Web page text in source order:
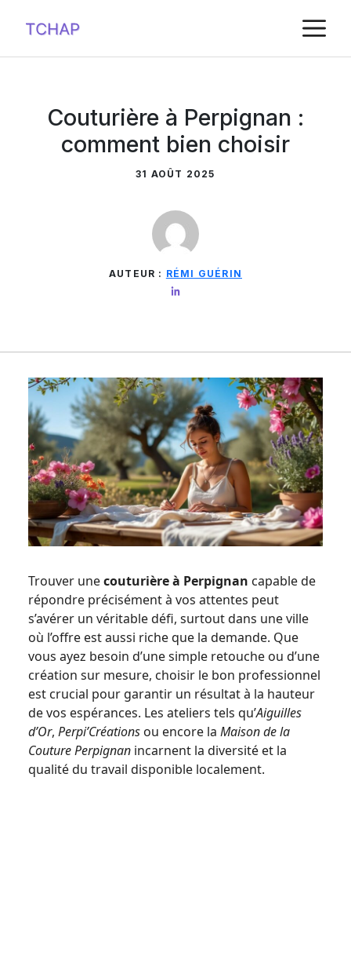
Couturière à Perpignan :
comment bien choisir
31 AOÛT 2025
AUTEUR : RÉMI GUÉRIN
Trouver unecouturière à Perpignan capable de
répondre précisément à vos attentes peut
s’avérer un véritable défi, surtout dans une ville
où l’offre est aussi riche que la demande. Que
vous ayez besoin d’une simple retouche ou d’une
création sur mesure, choisir le bon professionnel
est crucial pour garantir un résultat à la hauteur
de vos espérances. Les ateliers tels qu’Aiguilles
d’Or, Perpi’Créations ou encore la Maison de la
Couture Perpignan incarnent la diversité et la
qualité du travail disponible localement.